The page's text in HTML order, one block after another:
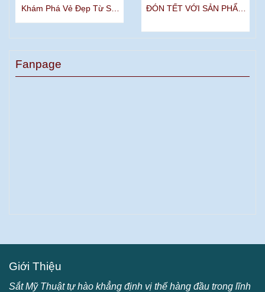
Khám Phá Vẻ Đẹp Từ Sắt
Mỹ Thuật
ĐÓN TẾT VỚI SẢN PHẨM
Fanpage
Giới Thiệu
Sắt Mỹ Thuật tự hào khẳng định vị thế hàng đầu trong lĩnh